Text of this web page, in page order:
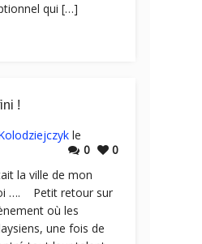
qui […]
!
le
0
0
la ville de mon
…. Petit retour sur
où les
une fois de